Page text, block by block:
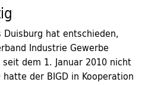
hat entschieden,
Industrie Gewerbe
dem 1. Januar 2010 nicht
der BIGD in Kooperation